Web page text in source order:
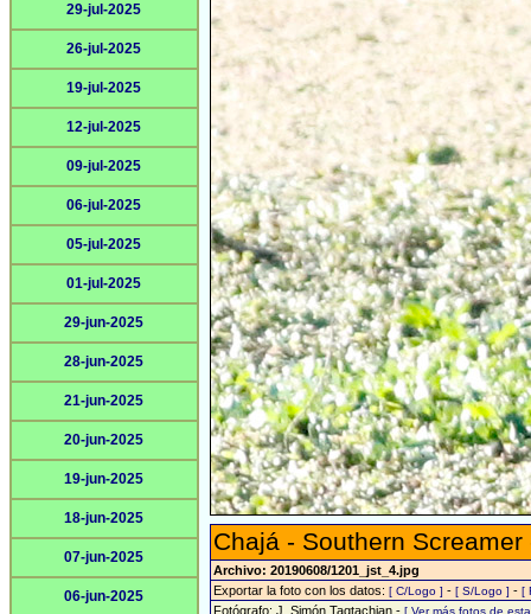
29-jul-2025
26-jul-2025
19-jul-2025
12-jul-2025
09-jul-2025
06-jul-2025
05-jul-2025
01-jul-2025
29-jun-2025
28-jun-2025
21-jun-2025
20-jun-2025
19-jun-2025
18-jun-2025
07-jun-2025
06-jun-2025
Chajá - Southern
Archivo: 20190608/1201_jst_4.jpg
Exportar la foto con los datos: [ C/Logo ] - [ S/Logo ] - [
Fotógrafo: J. Simón Tagtachian - [ Ver más fotos de